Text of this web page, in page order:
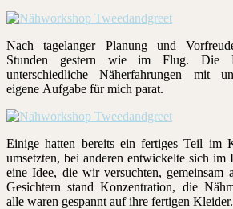
Nach tagelanger Planung und
Stunden gestern wie im Flug. Die
unterschiedliche Näherfahrungen
eigene Aufgabe für mich parat.
Einige hatten bereits ein fertiges Teil im
umsetzten, bei anderen entwickelte sich im
eine Idee, die wir versuchten, gemeinsam
Gesichtern stand Konzentration, die
alle waren gespannt auf ihre fertigen Kleider.